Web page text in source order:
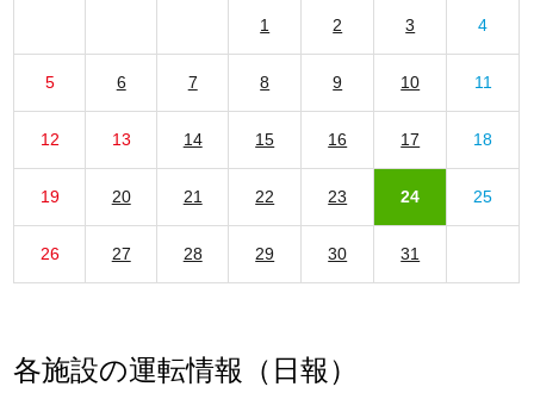
1 2 3 4
5 6 7 8 9 10 11
12 13 14 15 16 17 18
19 20 21 22 23 24 25
26 27 28 29 30 31
各施設の運転情報（日報）